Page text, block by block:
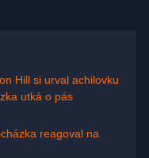
Hill si urval achilovku
utká o pás
reagoval na